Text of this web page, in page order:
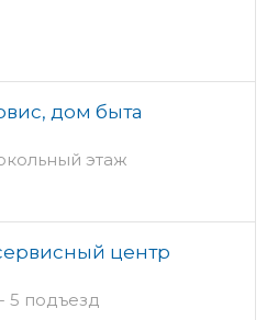
дом быта
этаж
центр
5 подъезд